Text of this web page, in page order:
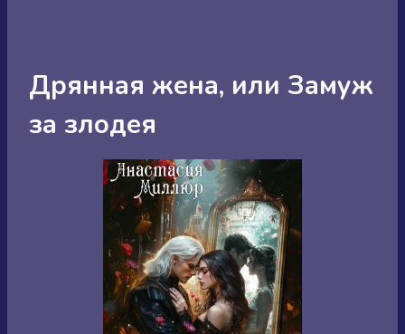
Дрянная жена, или Замуж
за злодея